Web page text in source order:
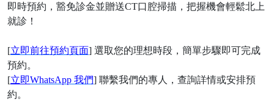
即時預約，豁免診金並贈送CT口腔掃描，把握機會輕鬆北上
就診 ！
[立即前往預約頁面] 選取您的理想時段，簡單步驟即可完成
預約。
[立即WhatsApp 我們] 聯繫我們的專人，查詢詳情或安排預
約。